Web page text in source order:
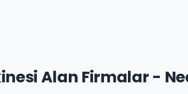
Alan Firmalar -